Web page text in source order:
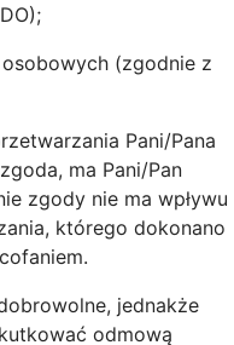
(zgodnie z
Pani/Pana
ma Pani/Pan
zgody nie ma wpływu
którego dokonano
jednakże
odmową